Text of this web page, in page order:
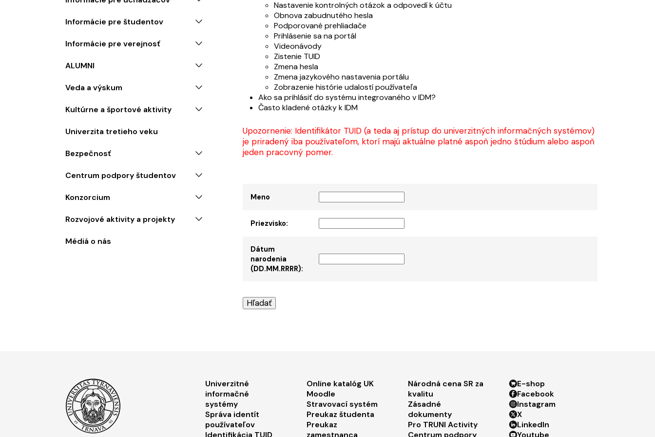
Nastavenie kontrolných otázok a odpovedí k účtu
Obnova zabudnutého hesla
Podporované prehliadače
Prihlásenie sa na portál
Videonávody
Zistenie TUID
Zmena hesla
Zmena jazykového nastavenia portálu
Zobrazenie histórie udalostí používateľa
Ako sa prihlásiť do systému integrovaného v IDM?
Často kladené otázky k IDM
Upozornenie: Identifikátor TUID (a teda aj prístup do univerzitných informačných systémov)
je priradený iba používateľom, ktorí majú aktuálne platné aspoň jedno štúdium alebo aspoň
jeden pracovný pomer.
Meno
Priezvisko:
Dátum
narodenia
(DD.MM.RRRR):
Informácie pre študentov
Informácie pre verejnosť
ALUMNI
Veda a výskum
Kultúrne a športové aktivity
Univerzita tretieho veku
Bezpečnosť
Centrum podpory študentov
Konzorcium
Rozvojové aktivity a projekty
Médiá o nás
Footer menu 1
Univerzitné
informačné
systémy
Správa identít
používateľov
Identifikácia TUID
Footer menu 2
Online katalóg UK
Moodle
Stravovací systém
Preukaz študenta
Preukaz
zamestnanca
Footer menu 3
Národná cena SR za
kvalitu
Zásadné
dokumenty
Pro TRUNI Activity
Centrum podpory
Footer menu 4
E-shop
Facebook
Instagram
X
LinkedIn
Youtube